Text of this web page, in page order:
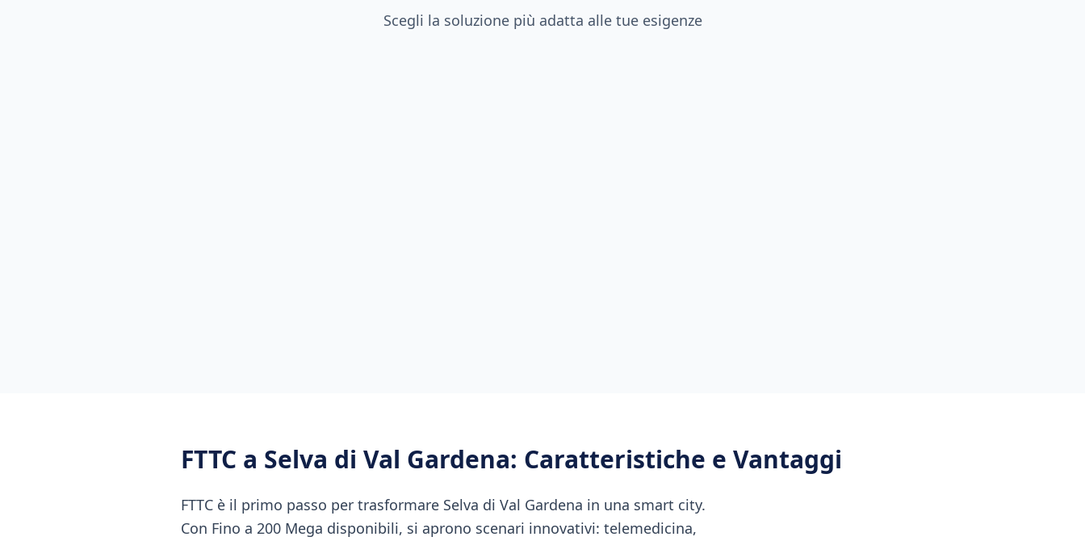
Scegli la soluzione più adatta alle tue esigenze
FTTC a Selva di Val Gardena: Caratteristiche e Vantaggi
FTTC è il primo passo per trasformare Selva di Val Gardena in una smart city.
Con Fino a 200 Mega disponibili, si aprono scenari innovativi: telemedicina,